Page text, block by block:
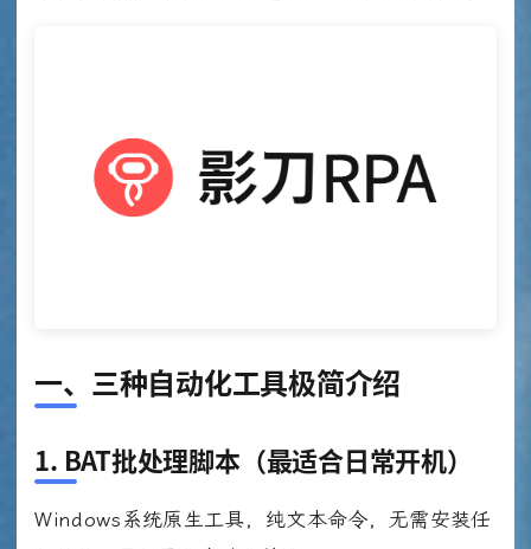
一、三种自动化工具极简介绍
1. BAT批处理脚本（最适合日常开机）
Windows系统原生工具，纯文本命令，无需安装任